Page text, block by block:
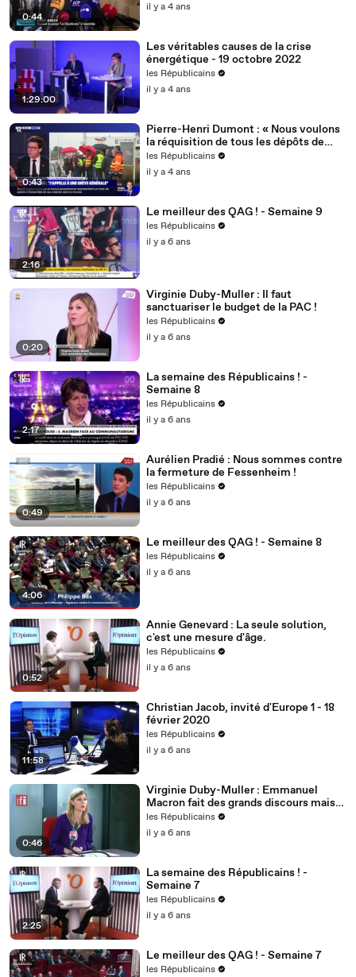
0:44
il y a 4 ans
1:29:00
Les véritables causes de la crise
énergétique - 19 octobre 2022
les Républicains
il y a 4 ans
0:43
Pierre-Henri Dumont : « Nous voulons
la réquisition de tous les dépôts de
carburant ! »
les Républicains
il y a 4 ans
2:16
Le meilleur des QAG ! - Semaine 9
les Républicains
il y a 6 ans
0:20
Virginie Duby-Muller : Il faut
sanctuariser le budget de la PAC !
les Républicains
il y a 6 ans
2:17
La semaine des Républicains ! -
Semaine 8
les Républicains
il y a 6 ans
0:49
Aurélien Pradié : Nous sommes contre
la fermeture de Fessenheim !
les Républicains
il y a 6 ans
4:06
Le meilleur des QAG ! - Semaine 8
les Républicains
il y a 6 ans
0:52
Annie Genevard : La seule solution,
c'est une mesure d'âge.
les Républicains
il y a 6 ans
11:58
Christian Jacob, invité d'Europe 1 - 18
février 2020
les Républicains
il y a 6 ans
0:46
Virginie Duby-Muller : Emmanuel
Macron fait des grands discours mais
nous voulons des actes !
les Républicains
il y a 6 ans
2:25
La semaine des Républicains ! -
Semaine 7
les Républicains
il y a 6 ans
Le meilleur des QAG ! - Semaine 7
les Républicains